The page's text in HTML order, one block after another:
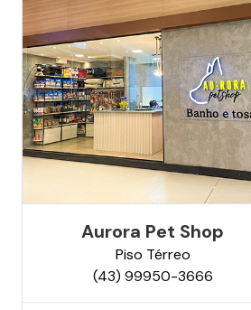
Aurora Pet Shop
Piso Térreo
(43) 99950-3666